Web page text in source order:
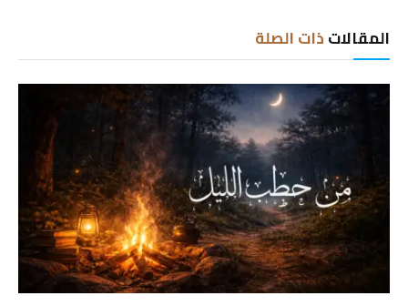
المقالاتذات الصلة